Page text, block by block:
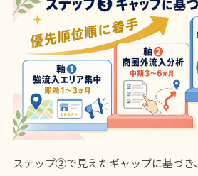
ステップ②で見えたギャップに基づき、